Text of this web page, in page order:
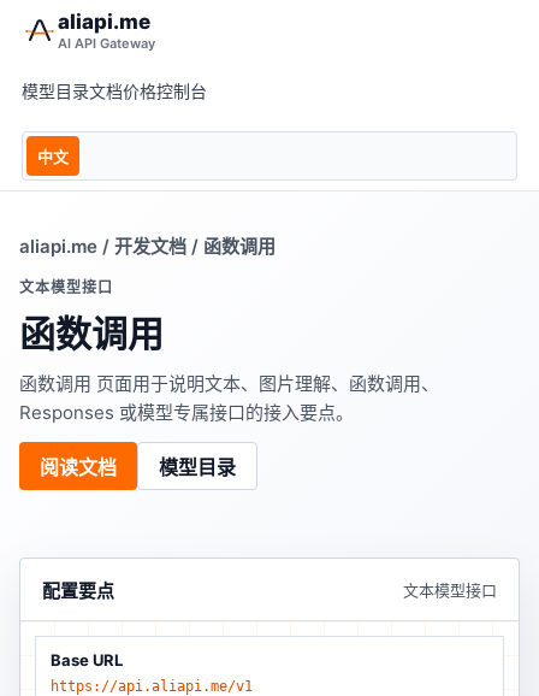
aliapi.me
AI API Gateway
模型目录文档价格控制台
中文
aliapi.me / 开发文档 / 函数调用
文本模型接口
函数调用
函数调用 页面用于说明文本、图片理解、函数调用、
Responses 或模型专属接口的接入要点。
阅读文档 模型目录
配置要点 文本模型接口
Base URL
https://api.aliapi.me/v1